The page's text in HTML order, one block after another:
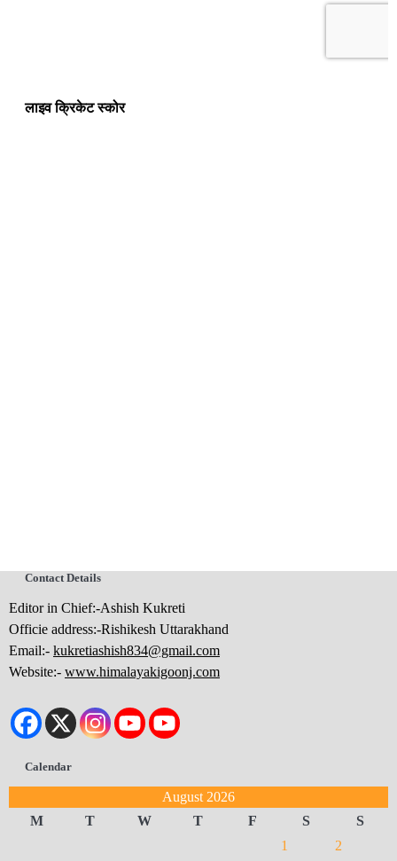
लाइव क्रिकेट स्कोर
Contact Details
Editor in Chief:-Ashish Kukreti
Officie address:-Rishikesh Uttarakhand
Email:- kukretiashish834@gmail.com
Website:- www.himalayakigoonj.com
Calendar
August 2026
M
T W T F S
S
1
2